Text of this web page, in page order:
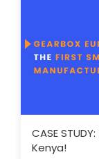
CASE
Kenya!